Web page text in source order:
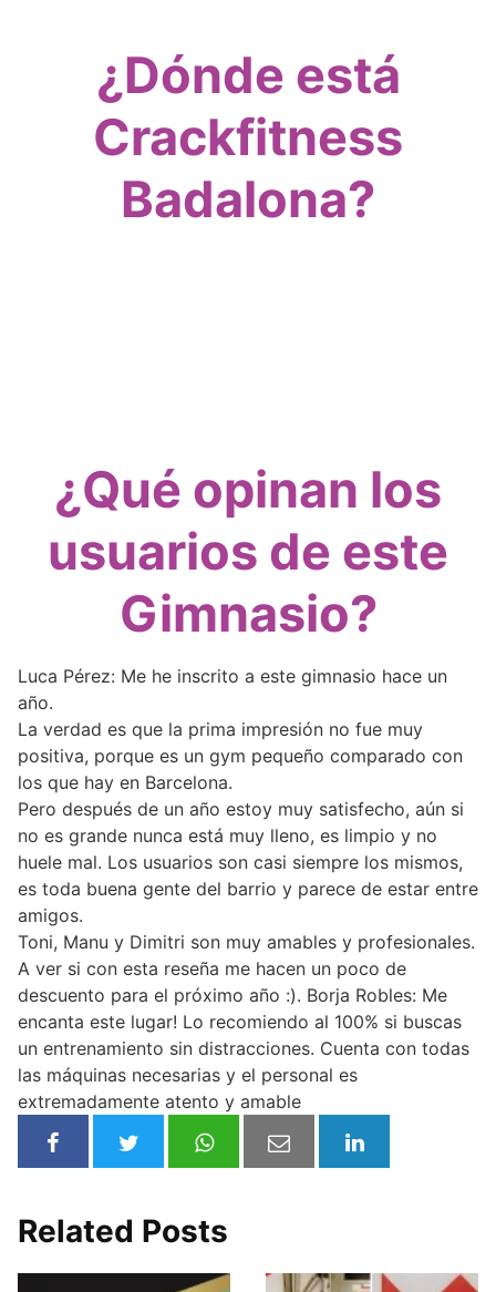
¿Dónde está
Crackfitness
Badalona?
¿Qué opinan los
usuarios de este
Gimnasio?
Luca Pérez: Me he inscrito a este gimnasio hace un
año.
La verdad es que la prima impresión no fue muy
positiva, porque es un gym pequeño comparado con
los que hay en Barcelona.
Pero después de un año estoy muy satisfecho, aún si
no es grande nunca está muy lleno, es limpio y no
huele mal. Los usuarios son casi siempre los mismos,
es toda buena gente del barrio y parece de estar entre
amigos.
Toni, Manu y Dimitri son muy amables y profesionales.
A ver si con esta reseña me hacen un poco de
descuento para el próximo año :). Borja Robles: Me
encanta este lugar! Lo recomiendo al 100% si buscas
un entrenamiento sin distracciones. Cuenta con todas
las máquinas necesarias y el personal es
extremadamente atento y amable
Related Posts